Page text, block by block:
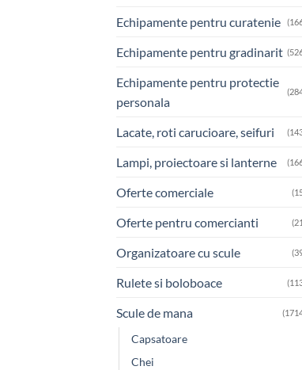
Echipamente pentru curatenie
Echipamente pentru gradinarit
Echipamente pentru protectie
personala
Lacate, roti carucioare, seifuri
Lampi, proiectoare si lanterne
Oferte comerciale
Oferte pentru comercianti
Organizatoare cu scule
Rulete si boloboace
Scule de mana
Capsatoare
Chei